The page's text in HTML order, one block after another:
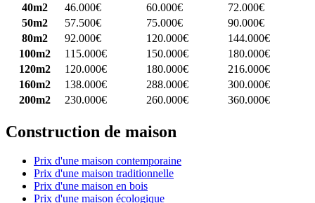
40m2
46.000€ 60.000€
72.000€
50m2
57.500€ 75.000€
90.000€
80m2
92.000€ 120.000€
144.000€
100m2
115.000€ 150.000€
180.000€
120m2
120.000€ 180.000€
216.000€
160m2
138.000€ 288.000€
300.000€
200m2
230.000€ 260.000€ 360.000€
Construction de maison
Prix d'une maison contemporaine
Prix d'une maison traditionnelle
Prix d'une maison en bois
Prix d'une maison écologique